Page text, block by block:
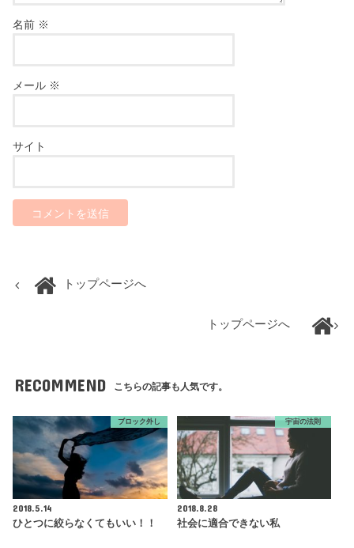
名前 ※
メール ※
サイト
トップページへ
トップページへ
RECOMMEND こちらの記事も人気です。
ブロック外し
2018.5.14
ひとつに絞らなくてもいい！！
宇宙の法則
2018.8.28
社会に適合できない私